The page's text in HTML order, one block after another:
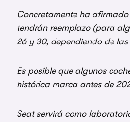
Concretamente ha
tendrán reemplazo (para
26 y 30, dependiendo de
Es posible que algunos
histórica marca antes de
Seat servirá como